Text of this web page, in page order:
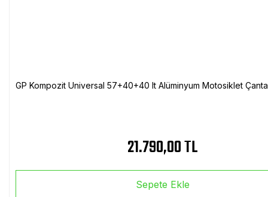
GP Kompozit Universal 57+40+40 lt Alüminyum Motosiklet
21.790,00 TL
Sepete Ekle